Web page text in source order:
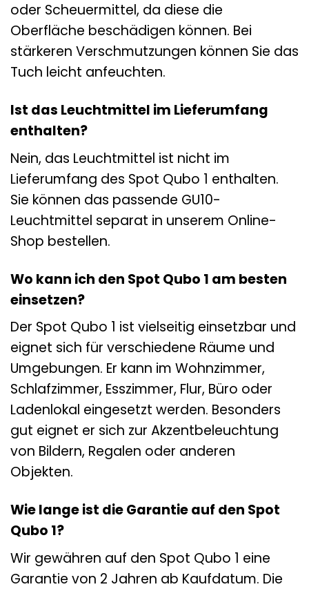
oder Scheuermittel, da diese die
Oberfläche beschädigen können. Bei
stärkeren Verschmutzungen können Sie das
Tuch leicht anfeuchten.
Ist das Leuchtmittel im Lieferumfang
enthalten?
Nein, das Leuchtmittel ist nicht im
Lieferumfang des Spot Qubo 1 enthalten.
Sie können das passende GU10-
Leuchtmittel separat in unserem Online-
Shop bestellen.
Wo kann ich den Spot Qubo 1 am besten
einsetzen?
Der Spot Qubo 1 ist vielseitig einsetzbar und
eignet sich für verschiedene Räume und
Umgebungen. Er kann im Wohnzimmer,
Schlafzimmer, Esszimmer, Flur, Büro oder
Ladenlokal eingesetzt werden. Besonders
gut eignet er sich zur Akzentbeleuchtung
von Bildern, Regalen oder anderen
Objekten.
Wie lange ist die Garantie auf den Spot
Qubo 1?
Wir gewähren auf den Spot Qubo 1 eine
Garantie von 2 Jahren ab Kaufdatum. Die